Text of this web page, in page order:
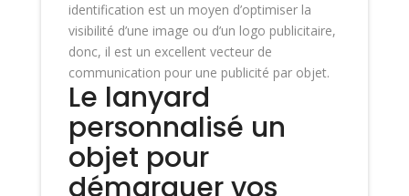
identification est un moyen d’optimiser la
visibilité d’une image ou d’un logo publicitaire,
donc, il est un excellent vecteur de
communication pour une publicité par objet.
Le lanyard
personnalisé un
objet pour
démarquer vos